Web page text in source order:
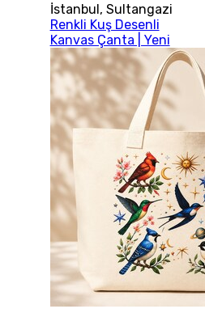
İstanbul, Sultangazi
Renkli Kuş Desenli
Kanvas Çanta | Yeni